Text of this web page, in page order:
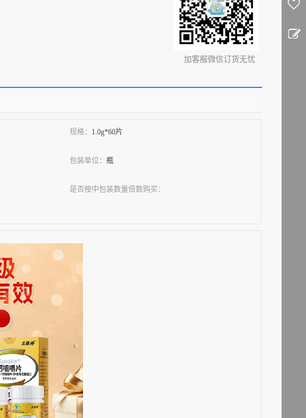
加客服微信订货无忧
规格： 1.0g*60片
包装单位： 瓶
是否按中包装数量倍数购买：